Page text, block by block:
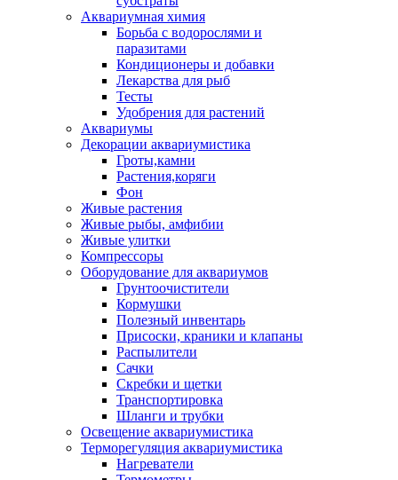
Аквариумная химия
Борьба с водорослями и
паразитами
Кондиционеры и добавки
Лекарства для рыб
Тесты
Удобрения для растений
Аквариумы
Декорации аквариумистика
Гроты,камни
Растения,коряги
Фон
Живые растения
Живые рыбы, амфибии
Живые улитки
Компрессоры
Оборудование для аквариумов
Грунтоочистители
Кормушки
Полезный инвентарь
Присоски, краники и клапаны
Распылители
Сачки
Скребки и щетки
Транспортировка
Шланги и трубки
Освещение аквариумистика
Терморегуляция аквариумистика
Нагреватели